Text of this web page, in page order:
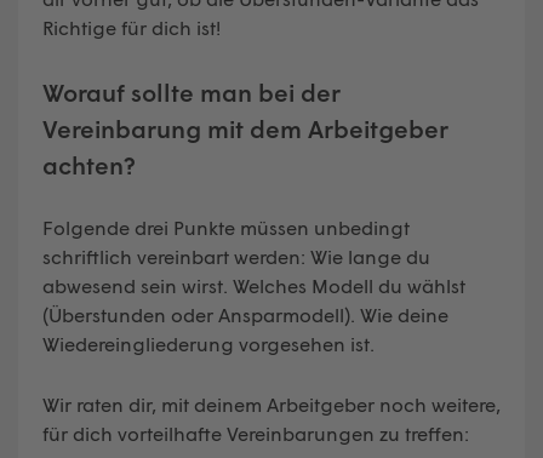
Richtige für dich ist!
Worauf sollte man bei der
Vereinbarung mit dem Arbeitgeber
achten?
Folgende drei Punkte müssen unbedingt
schriftlich vereinbart werden: Wie lange du
abwesend sein wirst. Welches Modell du wählst
(Überstunden oder Ansparmodell). Wie deine
Wiedereingliederung vorgesehen ist.
Wir raten dir, mit deinem Arbeitgeber noch weitere,
für dich vorteilhafte Vereinbarungen zu treffen: